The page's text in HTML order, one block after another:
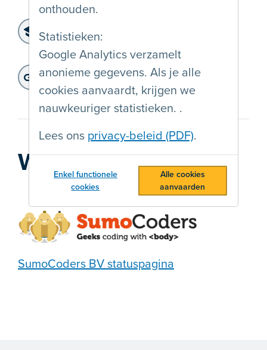
onthouden.
Statistieken:
Google Analytics verzamelt
anonieme gegevens. Als je alle
cookies aanvaardt, krijgen we
nauwkeuriger statistieken. .
Lees ons privacy-beleid (PDF).
Enkel functionele
cookies
Alle cookies
aanvaarden
WCAG 2.0 A
Laatste controle: : 01-10-2025
Website adres:
https://rapport.anysurfer.be
Webbedrijf
SumoCoders BV statuspagina